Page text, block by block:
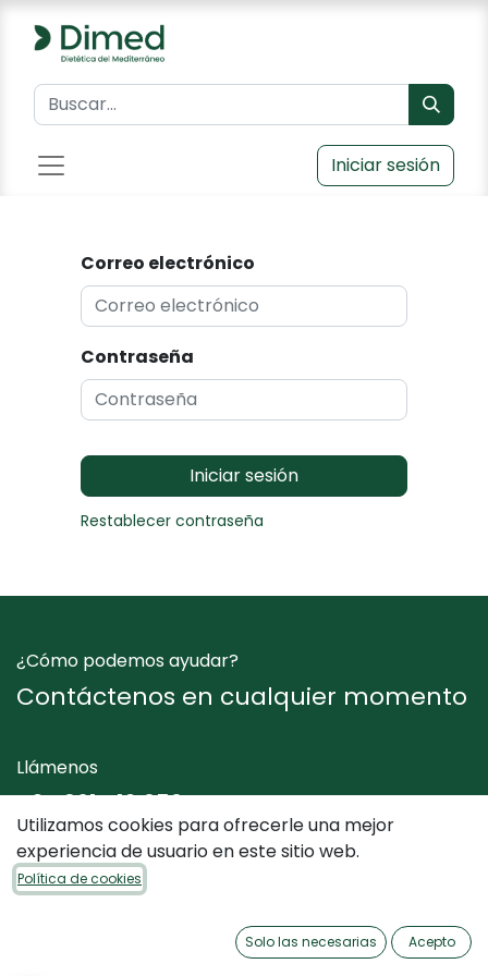
Iniciar sesión
Correo electrónico
Contraseña
Iniciar sesión
Restablecer contraseña
¿Cómo podemos ayudar?
Contáctenos en cualquier momento
Llámenos
+34 961 412 050
Envíenos un mensaje
Utilizamos cookies para ofrecerle una mejor
experiencia de usuario en este sitio web.
Política de cookies
Solo las necesarias Acepto